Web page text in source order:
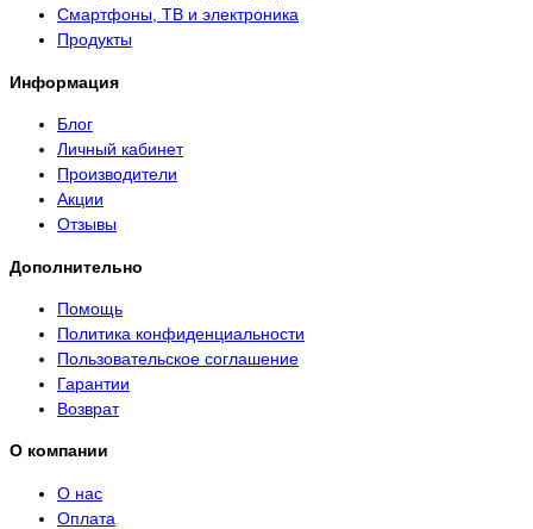
Смартфоны, ТВ и электроника
Продукты
Информация
Блог
Личный кабинет
Производители
Акции
Отзывы
Дополнительно
Помощь
Политика конфиденциальности
Пользовательское соглашение
Гарантии
Возврат
О компании
О нас
Оплата